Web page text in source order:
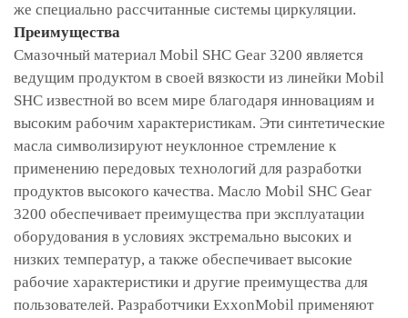
же специально рассчитанные системы циркуляции.
Преимущества
Смазочный материал Mobil SHC Gear 3200 является
ведущим продуктом в своей вязкости из линейки Mobil
SHC известной во всем мире благодаря инновациям и
высоким рабочим характеристикам. Эти синтетические
масла символизируют неуклонное стремление к
применению передовых технологий для разработки
продуктов высокого качества. Масло Mobil SHC Gear
3200 обеспечивает преимущества при эксплуатации
оборудования в условиях экстремально высоких и
низких температур, а также обеспечивает высокие
рабочие характеристики и другие преимущества для
пользователей. Разработчики ExxonMobil применяют